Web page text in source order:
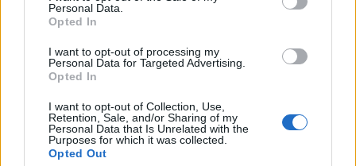
Personal Data.
Opted In
I want to opt-out of processing my
Personal Data for Targeted Advertising.
Opted In
I want to opt-out of Collection, Use,
Retention, Sale, and/or Sharing of my
Personal Data that Is Unrelated with the
Purposes for which it was collected.
Opted Out
12º Murça | 3 JGS | 3 PTS
13º Mesão Frio | 4 JGS | 3 PTS
15º Atei | 4 JGS | 3 PTS